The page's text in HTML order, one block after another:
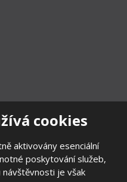
cookies
aktivovány esenciální
poskytování služeb,
návštěvnosti je však